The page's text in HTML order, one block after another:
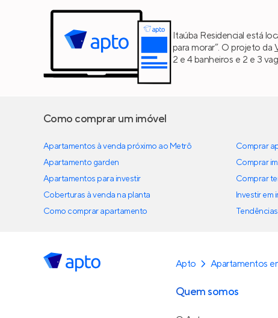
Itaúba Residencial está
para morar”. O projeto da
2 e 4 banheiros e 2 e 3
Como comprar um imóvel
Apartamentos à venda próximo ao Metrô
Apartamento garden
Apartamentos para investir
Coberturas à venda na planta
Como comprar apartamento
Comprar
Comprar
Comprar
Investir em
Apto Apartamentos
Quem somos